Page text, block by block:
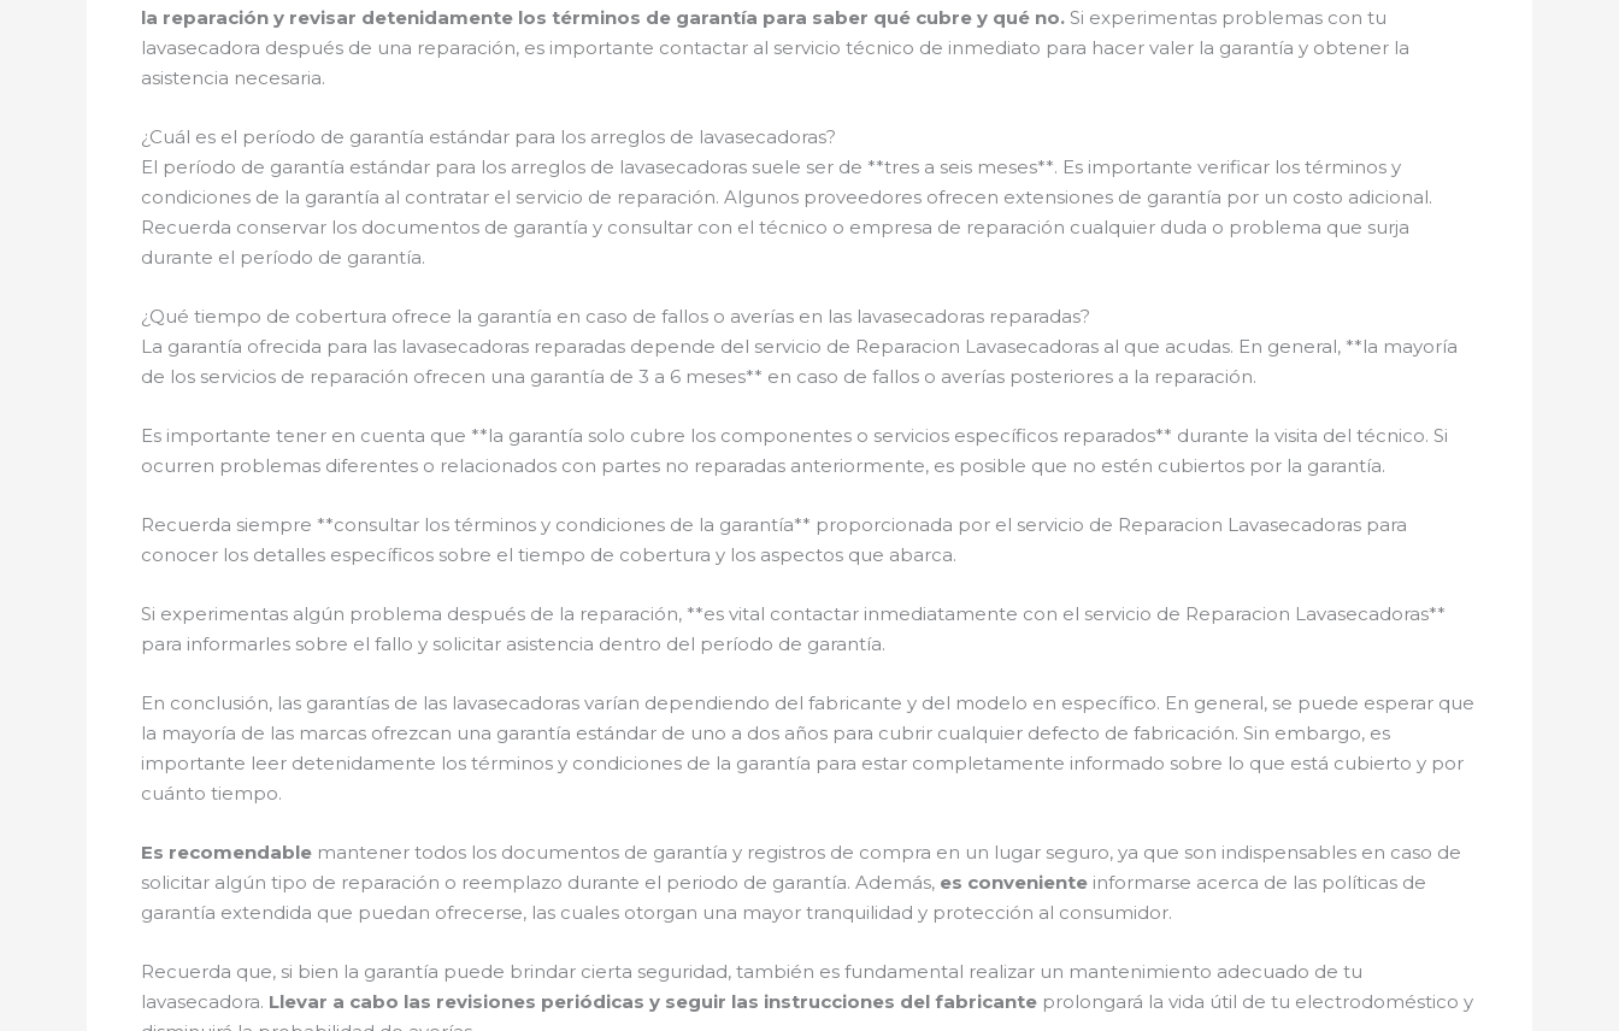
la reparación y revisar detenidamente los términos de garantía para saber qué cubre y qué no. Si experimentas problemas con tu
lavasecadora después de una reparación, es importante contactar al servicio técnico de inmediato para hacer valer la garantía y obtener la
asistencia necesaria.
¿Cuál es el período de garantía estándar para los arreglos de lavasecadoras?
El período de garantía estándar para los arreglos de lavasecadoras suele ser de **tres a seis meses**. Es importante verificar los términos y
condiciones de la garantía al contratar el servicio de reparación. Algunos proveedores ofrecen extensiones de garantía por un costo adicional.
Recuerda conservar los documentos de garantía y consultar con el técnico o empresa de reparación cualquier duda o problema que surja
durante el período de garantía.
¿Qué tiempo de cobertura ofrece la garantía en caso de fallos o averías en las lavasecadoras reparadas?
La garantía ofrecida para las lavasecadoras reparadas depende del servicio de Reparacion Lavasecadoras al que acudas. En general, **la mayoría
de los servicios de reparación ofrecen una garantía de 3 a 6 meses** en caso de fallos o averías posteriores a la reparación.
Es importante tener en cuenta que **la garantía solo cubre los componentes o servicios específicos reparados** durante la visita del técnico. Si
ocurren problemas diferentes o relacionados con partes no reparadas anteriormente, es posible que no estén cubiertos por la garantía.
Recuerda siempre **consultar los términos y condiciones de la garantía** proporcionada por el servicio de Reparacion Lavasecadoras para
conocer los detalles específicos sobre el tiempo de cobertura y los aspectos que abarca.
Si experimentas algún problema después de la reparación, **es vital contactar inmediatamente con el servicio de Reparacion Lavasecadoras**
para informarles sobre el fallo y solicitar asistencia dentro del período de garantía.
En conclusión, las garantías de las lavasecadoras varían dependiendo del fabricante y del modelo en específico. En general, se puede esperar que
la mayoría de las marcas ofrezcan una garantía estándar de uno a dos años para cubrir cualquier defecto de fabricación. Sin embargo, es
importante leer detenidamente los términos y condiciones de la garantía para estar completamente informado sobre lo que está cubierto y por
cuánto tiempo.
Es recomendable mantener todos los documentos de garantía y registros de compra en un lugar seguro, ya que son indispensables en caso de
solicitar algún tipo de reparación o reemplazo durante el periodo de garantía. Además, es conveniente informarse acerca de las políticas de
garantía extendida que puedan ofrecerse, las cuales otorgan una mayor tranquilidad y protección al consumidor.
Recuerda que, si bien la garantía puede brindar cierta seguridad, también es fundamental realizar un mantenimiento adecuado de tu
lavasecadora. Llevar a cabo las revisiones periódicas y seguir las instrucciones del fabricante prolongará la vida útil de tu electrodoméstico y